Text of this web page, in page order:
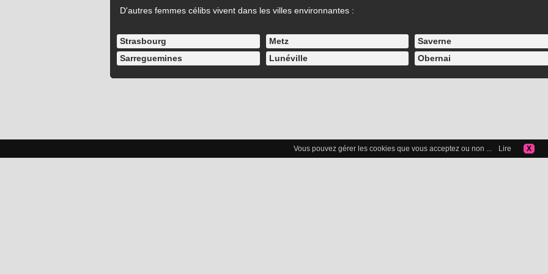
D'autres femmes célibs vivent dans les villes environnantes :
Strasbourg Metz Saverne
Sarreguemines
Lunéville Obernai
Vous pouvez gérer les cookies que vous acceptez ou non ... Lire X